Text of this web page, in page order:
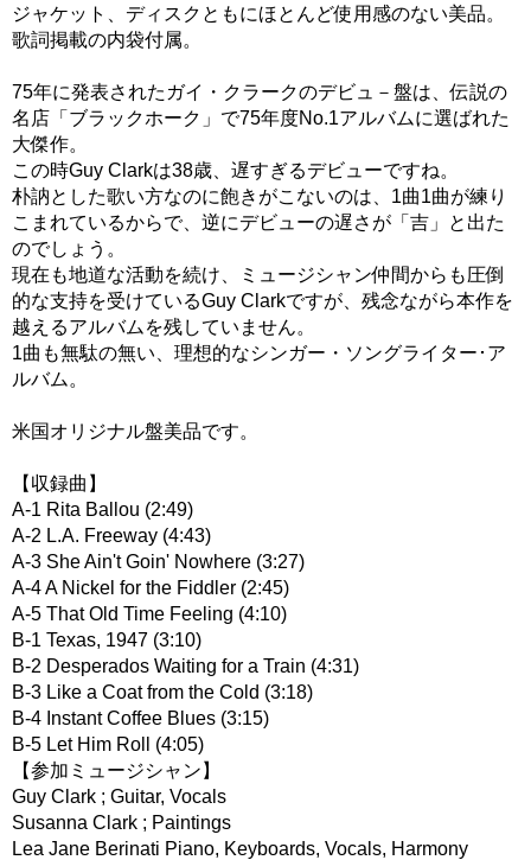
ジャケット、ディスクともにほとんど使用感のない美品。
歌詞掲載の内袋付属。
75年に発表されたガイ・クラークのデビュ－盤は、伝説の
名店「ブラックホーク」で75年度No.1アルバムに選ばれた
大傑作。
この時Guy Clarkは38歳、遅すぎるデビューですね。
朴訥とした歌い方なのに飽きがこないのは、1曲1曲が練り
こまれているからで、逆にデビューの遅さが「吉」と出た
のでしょう。
現在も地道な活動を続け、ミュージシャン仲間からも圧倒
的な支持を受けているGuy Clarkですが、残念ながら本作を
越えるアルバムを残していません。
1曲も無駄の無い、理想的なシンガー・ソングライター･ア
ルバム。
米国オリジナル盤美品です。
【収録曲】
A-1 Rita Ballou (2:49)
A-2 L.A. Freeway (4:43)
A-3 She Ain't Goin' Nowhere (3:27)
A-4 A Nickel for the Fiddler (2:45)
A-5 That Old Time Feeling (4:10)
B-1 Texas, 1947 (3:10)
B-2 Desperados Waiting for a Train (4:31)
B-3 Like a Coat from the Cold (3:18)
B-4 Instant Coffee Blues (3:15)
B-5 Let Him Roll (4:05)
【参加ミュージシャン】
Guy Clark ; Guitar, Vocals
Susanna Clark ; Paintings
Lea Jane Berinati Piano, Keyboards, Vocals, Harmony